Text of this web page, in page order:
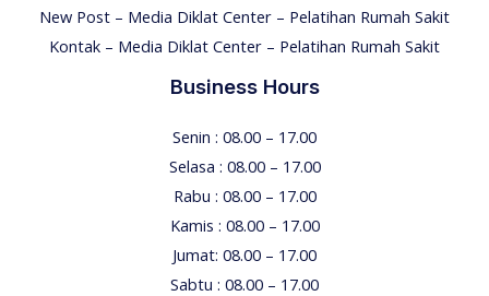
New Post – Media Diklat Center – Pelatihan Rumah Sakit
Kontak – Media Diklat Center – Pelatihan Rumah Sakit
Business Hours
Senin : 08.00 – 17.00
Selasa : 08.00 – 17.00
Rabu : 08.00 – 17.00
Kamis : 08.00 – 17.00
Jumat: 08.00 – 17.00
Sabtu : 08.00 – 17.00